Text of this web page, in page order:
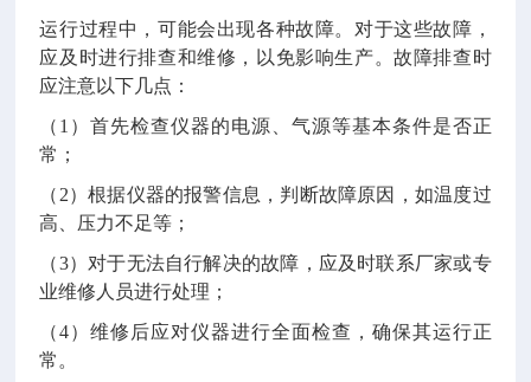
运行过程中，可能会出现各种故障。对于这些故障，
应及时进行排查和维修，以免影响生产。故障排查时
应注意以下几点：
（1）首先检查仪器的电源、气源等基本条件是否正
常；
（2）根据仪器的报警信息，判断故障原因，如温度过
高、压力不足等；
（3）对于无法自行解决的故障，应及时联系厂家或专
业维修人员进行处理；
（4）维修后应对仪器进行全面检查，确保其运行正
常。